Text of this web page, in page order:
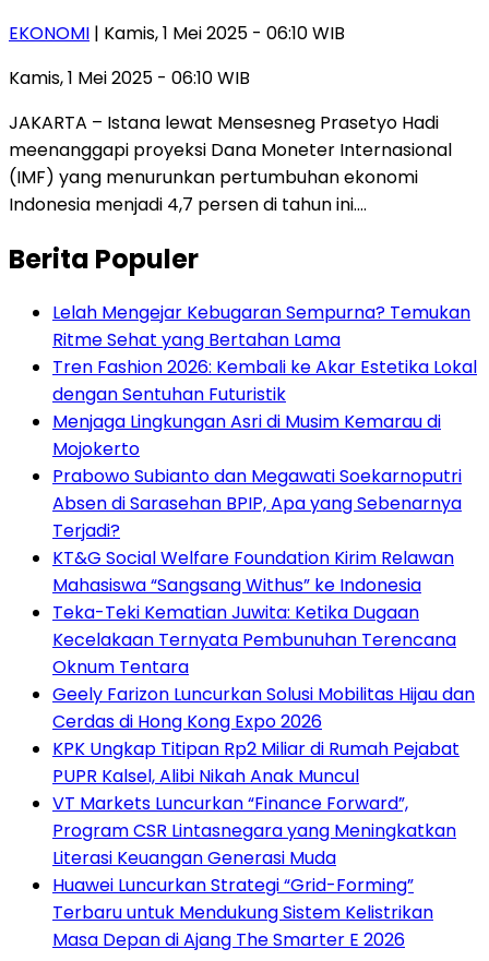
EKONOMI | Kamis, 1 Mei 2025 - 06:10 WIB
Kamis, 1 Mei 2025 - 06:10 WIB
JAKARTA – Istana lewat Mensesneg Prasetyo Hadi
meenanggapi proyeksi Dana Moneter Internasional
(IMF) yang menurunkan pertumbuhan ekonomi
Indonesia menjadi 4,7 persen di tahun ini….
Berita Populer
Lelah Mengejar Kebugaran Sempurna? Temukan
Ritme Sehat yang Bertahan Lama
Tren Fashion 2026: Kembali ke Akar Estetika Lokal
dengan Sentuhan Futuristik
Menjaga Lingkungan Asri di Musim Kemarau di
Mojokerto
Prabowo Subianto dan Megawati Soekarnoputri
Absen di Sarasehan BPIP, Apa yang Sebenarnya
Terjadi?
KT&G Social Welfare Foundation Kirim Relawan
Mahasiswa “Sangsang Withus” ke Indonesia
Teka-Teki Kematian Juwita: Ketika Dugaan
Kecelakaan Ternyata Pembunuhan Terencana
Oknum Tentara
Geely Farizon Luncurkan Solusi Mobilitas Hijau dan
Cerdas di Hong Kong Expo 2026
KPK Ungkap Titipan Rp2 Miliar di Rumah Pejabat
PUPR Kalsel, Alibi Nikah Anak Muncul
VT Markets Luncurkan “Finance Forward”,
Program CSR Lintasnegara yang Meningkatkan
Literasi Keuangan Generasi Muda
Huawei Luncurkan Strategi “Grid-Forming”
Terbaru untuk Mendukung Sistem Kelistrikan
Masa Depan di Ajang The Smarter E 2026